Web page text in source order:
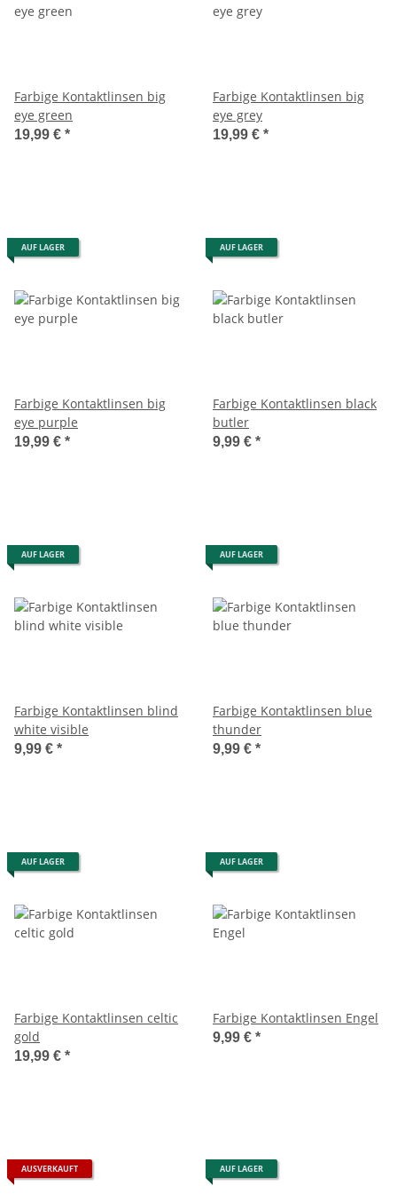
Farbige Kontaktlinsen big
eye green
19,99 € *
Farbige Kontaktlinsen big
eye grey
19,99 € *
AUF LAGER
Farbige Kontaktlinsen big
eye purple
19,99 € *
AUF LAGER
Farbige Kontaktlinsen black
butler
9,99 € *
AUF LAGER
Farbige Kontaktlinsen blind
white visible
9,99 € *
AUF LAGER
Farbige Kontaktlinsen blue
thunder
9,99 € *
AUF LAGER
Farbige Kontaktlinsen celtic
gold
19,99 € *
AUF LAGER
Farbige Kontaktlinsen Engel
9,99 € *
AUSVERKAUFT AUF LAGER